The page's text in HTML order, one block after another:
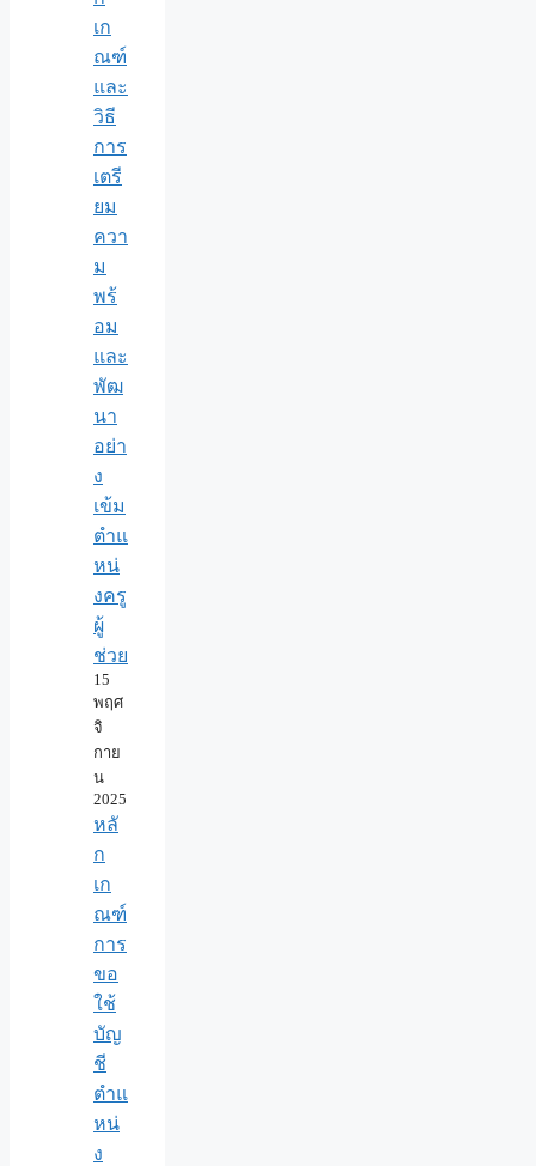
เก
ณฑ์
และ
วิธี
การ
เตรี
ยม
ควา
ม
พร้
อม
และ
พัฒ
นา
อย่า
ง
เข้ม
ตำแ
หน่
งครู
ผู้
ช่วย
15
พฤศ
จิ
กาย
น
2025
หลั
ก
เก
ณฑ์
การ
ขอ
ใช้
บัญ
ชี
ตำแ
หน่
ง